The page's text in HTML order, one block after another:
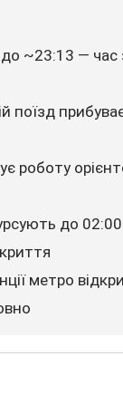
~23:13 — час
поїзд
роботу
до
метро